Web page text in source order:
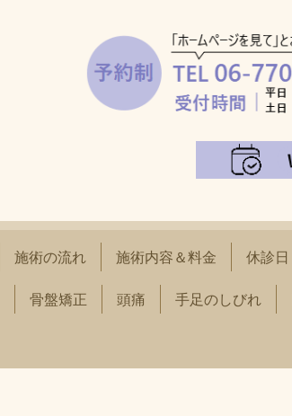
施術の流れ 施術内容＆料金 休診日
骨盤矯正 頭痛 手足のしびれ